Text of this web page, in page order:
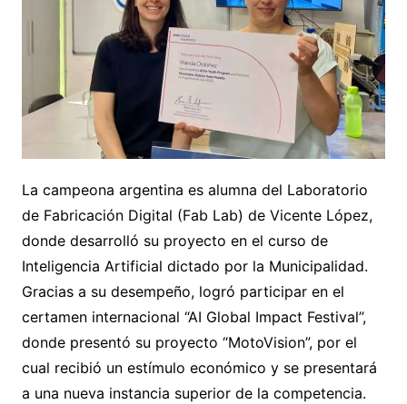
La campeona argentina es alumna del Laboratorio
de Fabricación Digital (Fab Lab) de Vicente López,
donde desarrolló su proyecto en el curso de
Inteligencia Artificial dictado por la Municipalidad.
Gracias a su desempeño, logró participar en el
certamen internacional “AI Global Impact Festival”,
donde presentó su proyecto “MotoVision”, por el
cual recibió un estímulo económico y se presentará
a una nueva instancia superior de la competencia.